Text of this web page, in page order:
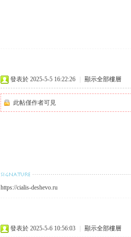
發表於 2025-5-5 16:22:26 顯示全部樓層
此帖僅作者可見
https://cialis-deshevo.ru
發表於 2025-5-6 10:56:03 顯示全部樓層